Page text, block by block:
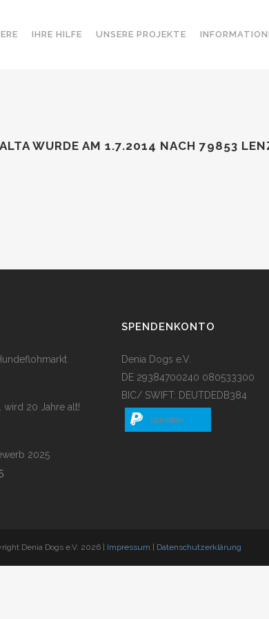
IHRE HILFE UNSERE PROJEKTE
WURDE AM 1.7.2014 NACH 79853
wird 20 Jahre alt!
2025
SPENDENKONTO
Denia Dogs e.V.
DE 29384700240 080533300
BIC/ SWIFT: DEUTDEDB384
spenden
Denia Dogs e.V. 2026 | Impressum Datenschutzerklärung